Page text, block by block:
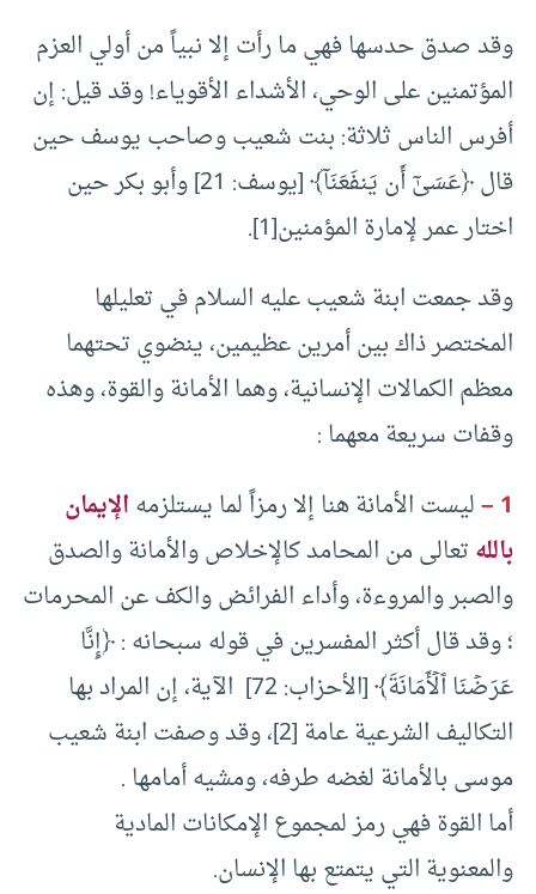
وقد صدق حدسها فهي ما رأت إلا نبياً من أولي العزم
المؤتمنين على الوحي، الأشداء الأقوياء! وقد قيل: إن
أفرس الناس ثلاثة: بنت شعيب وصاحب يوسف حين
قال ﴿‌عَسَىٰٓ ‌أَن ‌يَنفَعَنَآ﴾ [يوسف: 21] وأبو بكر حين
اختار عمر لإمارة المؤمنين[1].
وقد جمعت ابنة شعيب عليه السلام في تعليلها
المختصر ذاك بين أمرين عظيمين، ينضوي تحتهما
معظم الكمالات الإنسانية، وهما الأمانة والقوة، وهذه
وقفات سريعة معهما :
1 –
ليست الأمانة هنا إلا رمزاً لما يستلزمهالإيمان
باللهتعالى من المحامد كالإخلاص والأمانة والصدق
والصبر والمروءة، وأداء الفرائض والكف عن المحرمات
؛ وقد قال أكثر المفسرين في قوله سبحانه : ﴿‌إِنَّا
‌عَرَضۡنَا ‌ٱلۡأَمَانَةَ﴾ [الأحزاب: 72] الآية، إن المراد بها
التكاليف الشرعية عامة [2]، وقد وصفت ابنة شعيب
موسى بالأمانة لغضه طرفه، ومشيه أمامها .
أما القوة فهي رمز لمجموع الإمكانات المادية
والمعنوية التي يتمتع بها الإنسان.